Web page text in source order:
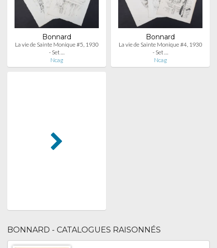
Bonnard
La vie de Sainte Monique #5, 1930
- Set …
Ncag
Bonnard
La vie de Sainte Monique #4, 1930
- Set …
Ncag
BONNARD - CATALOGUES RAISONNÉS